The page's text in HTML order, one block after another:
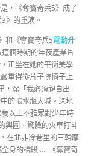
，《奪寶奇兵5》成了
》的重演。
和《奪寶奇兵5電動升
個時期的年夜產業片
正坐在她的平衡美學
重得從片子院椅子上
，深「我必須親自出
的張水瓶大喊。深地
以上不雅眾對少年時
輿圖，驚險的火車打斗
在北非冷巷里的三輪摩
全身的橋段……《奪寶奇